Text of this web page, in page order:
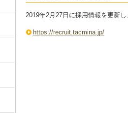
2019年2月27日に採用情報を更新
https://recruit.tacmina.jp/